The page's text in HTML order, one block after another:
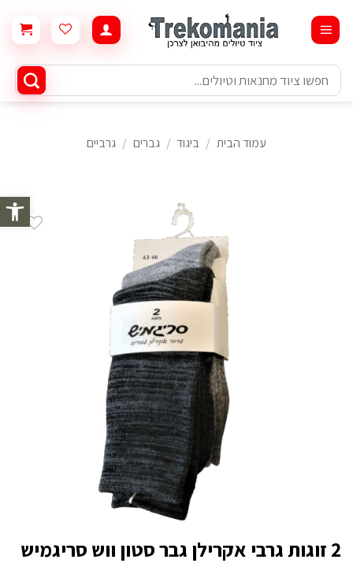
פתח
content
חיפוש
עבור:
עמוד הבית / ביגוד / גברים / גרביים
2 זוגות גרבי אקרילן גבר סטון ווש סריגמיש